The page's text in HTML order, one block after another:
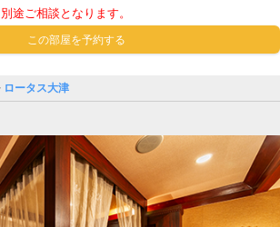
途ご相談となります。
この部屋を予約する
ロータス大津